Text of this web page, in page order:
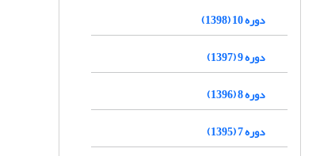
دوره 10 (1398)
دوره 9 (1397)
دوره 8 (1396)
دوره 7 (1395)